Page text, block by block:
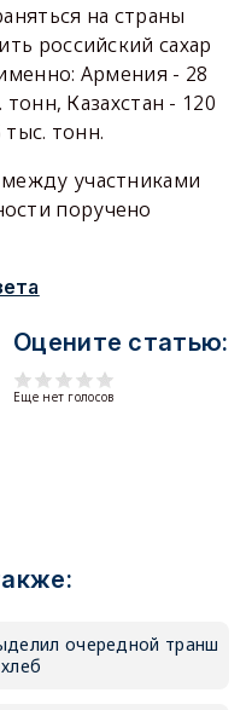
на страны
российский сахар
Армения - 28
Казахстан - 120
тонн.
участниками
поручено
Оцените статью:
Еще нет голосов
очередной транш